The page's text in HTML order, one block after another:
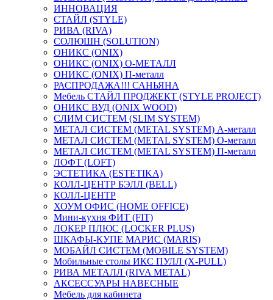
ИННОВАЦИЯ
СТАЙЛ (STYLE)
РИВА (RIVA)
СОЛЮШН (SOLUTION)
ОНИКС (ONIX)
ОНИКС (ONIX) O-МЕТАЛЛ
ОНИКС (ONIX) П-металл
РАСПРОДАЖА!!! САНЬЯНА
Мебель СТАЙЛ ПРОДЖЕКТ (STYLE PROJECT)
ОНИКС ВУД (ONIX WOOD)
СЛИМ СИСТЕМ (SLIM SYSTEM)
МЕТАЛ СИСТЕМ (METAL SYSTEM) А-металл
МЕТАЛ СИСТЕМ (METAL SYSTEM) О-металл
МЕТАЛ СИСТЕМ (METAL SYSTEM) П-металл
ЛОФТ (LOFT)
ЭСТЕТИКА (ESTETIKA)
КОЛЛ-ЦЕНТР БЭЛЛ (BELL)
КОЛЛ-ЦЕНТР
ХОУМ ОФИС (HOME OFFICE)
Мини-кухня ФИТ (FIT)
ЛОКЕР ПЛЮС (LOCKER PLUS)
ШКАФЫ-КУПЕ МАРИС (MARIS)
МОБАЙЛ СИСТЕМ (MOBILE SYSTEM)
Мобильные столы ИКС ПУЛЛ (X-PULL)
РИВА МЕТАЛЛ (RIVA METAL)
АКСЕССУАРЫ НАВЕСНЫЕ
Мебель для кабинета